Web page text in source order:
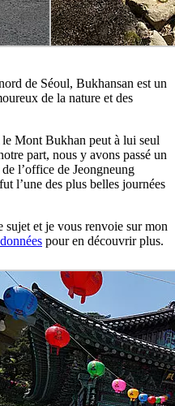
de Séoul, Bukhansan est un
de la nature et des
Mont Bukhan peut à lui seul
part, nous y avons passé un
l’office de Jeongneung
l’une des plus belles journées
sujet et je vous renvoie sur mon
pour en découvrir plus.